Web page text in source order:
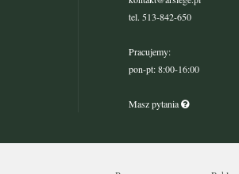
tel. 513-842-650
Pracujemy:
pon-pt: 8:00-16:00
Masz pytania